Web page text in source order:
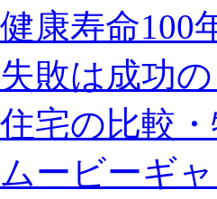
健康寿命100
失敗は成功の
住宅の比較
ムービーギ